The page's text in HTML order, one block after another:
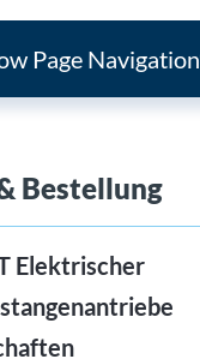
Page Navigation
Bestellung
Elektrischer